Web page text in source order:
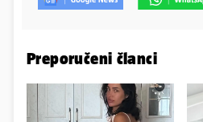
Preporučeni članci